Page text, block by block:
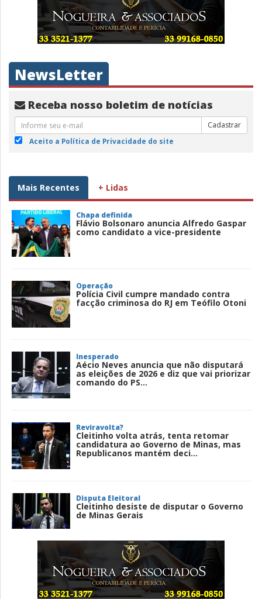
NewsLetter
Receba nosso boletim de notícias
Cadastrar
Aceito a Política de Privacidade do site
Mais Recentes + Lidas
Chapa definida
Flávio Bolsonaro anuncia Alfredo Gaspar
como candidato a vice-presidente
Operação
Polícia Civil cumpre mandado contra
facção criminosa do RJ em Teófilo Otoni
Inesperado
Aécio Neves anuncia que não disputará
as eleições de 2026 e diz que vai priorizar
comando do PS...
Reviravolta?
Cleitinho volta atrás, tenta retomar
candidatura ao Governo de Minas, mas
Republicanos mantém deci...
Disputa Eleitoral
Cleitinho desiste de disputar o Governo
de Minas Gerais
Entenda
Pix Pensão Alimentícia: entenda o que é
e como solicitar